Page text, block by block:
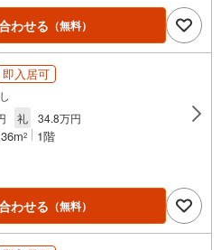
わせる （無料）
即入居可
礼 34.8万円
2 1階
わせる （無料）